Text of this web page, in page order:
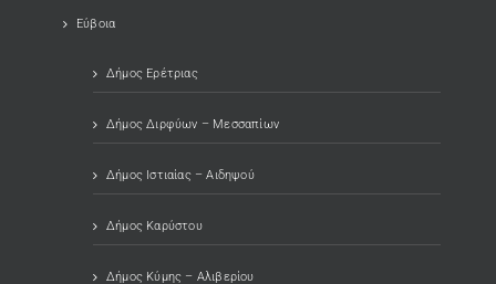
Εύβοια
Δήμος Ερέτριας
Δήμος Διρφύων – Μεσσαπίων
Δήμος Ιστιαίας – Αιδηψού
Δήμος Καρύστου
Δήμος Κύμης – Αλιβερίου